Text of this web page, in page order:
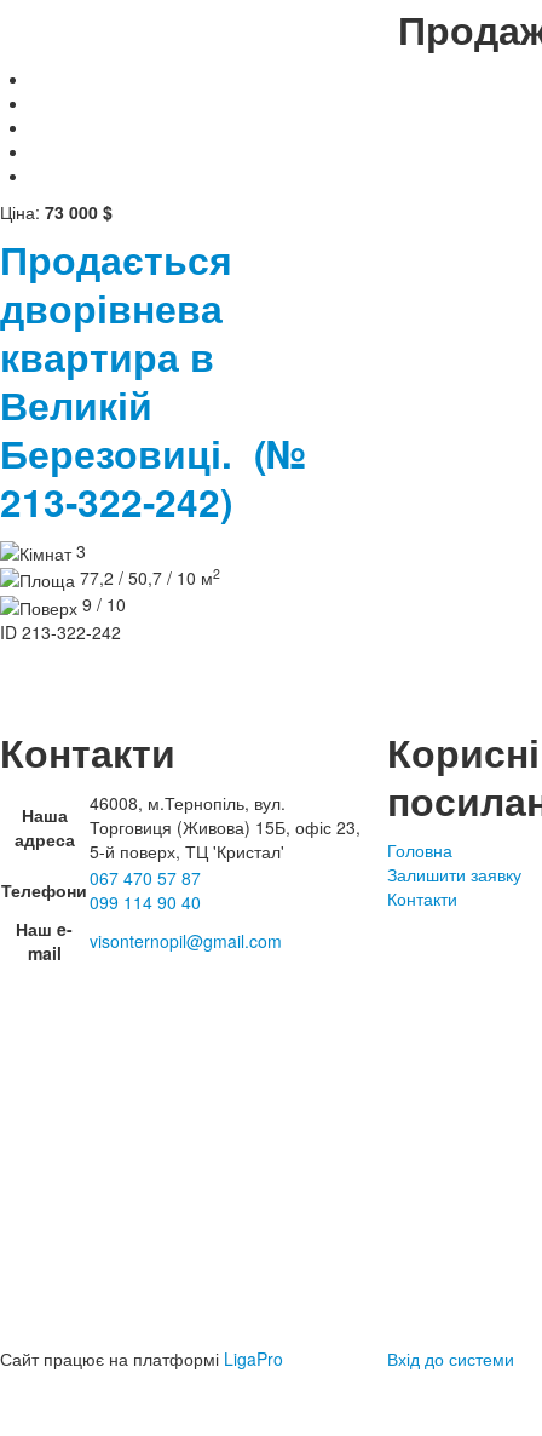
Ціна: 73 000 $
Продається
дворівнева
квартира в
Великій
Березовиці. (№
213-322-242)
3
77,2 / 50,7 / 10 м2
9 / 10
ID 213-322-242
Контакти
Наша
адреса
46008, м.Тернопіль, вул.
Торговиця (Живова) 15Б, офіс 23,
5-й поверх, ТЦ 'Кристал'
Телефони067 470 57 87
099 114 90 40
Наш e-
mail
visonternopil@gmail.com
Корисні
Головна
Залишити заявку
Контакти
Сайт працює на платформі LigaPro Вхід до системи